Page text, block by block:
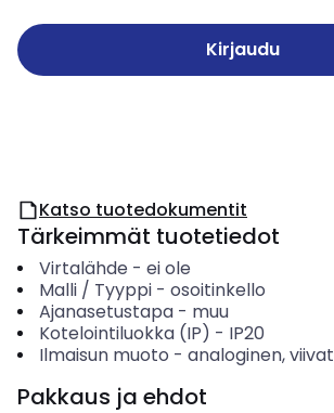
Kirjaudu
Katso tuotedokumentit
Tärkeimmät tuotetiedot
Virtalähde - ei ole
Malli / Tyyppi- osoitinkello
Ajanasetustapa- muu
Kotelointiluokka (IP) - IP20
Ilmaisun muoto - analoginen, viivat
Pakkaus ja ehdot